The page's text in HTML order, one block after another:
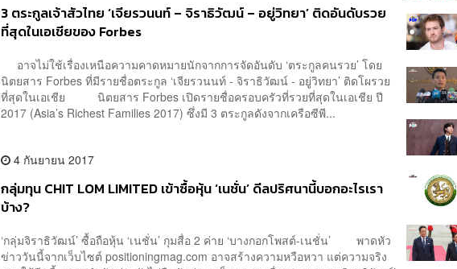
3 ตระกูลเจ้าสัวไทย ‘เจียรวนนท์ – จิราธิวัฒน์ – อยู่วิทยา’ ติดอันดับรวย
ที่สุดในเอเชียของ Forbes
อาจไม่ใช้เรื่องเหนือความคาดหมายนักจากการจัดอันดับ ‘ตระกูลคนรวย’ โดย
นิตยสาร Forbes ที่มีรายชื่อตระกูล ‘เจียรวนนท์ - จิราธิวัฒน์ - อยู่วิทยา’ ติดโผรวย
ที่สุดในเอเชีย นิตยสาร Forbes เปิดรายชื่อครอบครัวที่รวยที่สุดในเอเชีย ปี
2017 (Asia’s Richest Families 2017) ซึ่งมี 3 ตระกูลดังจากเครือซีพี...
4 กันยายน 2017
กลุ่มทุน CHIT LOM LIMITED เข้าซื้อหุ้น ‘เนชั่น’ ดีลปริศนานี้บอกอะไรเรา
บ้าง?
‘กลุ่มจิราธิวัฒน์’ ซื้อถือหุ้น ‘เนชั่น’ กุมสื่อ 2 ค่าย ‘บางกอกโพสต์-เนชั่น’ พาดหัว
ข่าววันนี้จากเว็บไซต์ positioningmag.com อาจสร้างความหวือหวา แต่ความจริง